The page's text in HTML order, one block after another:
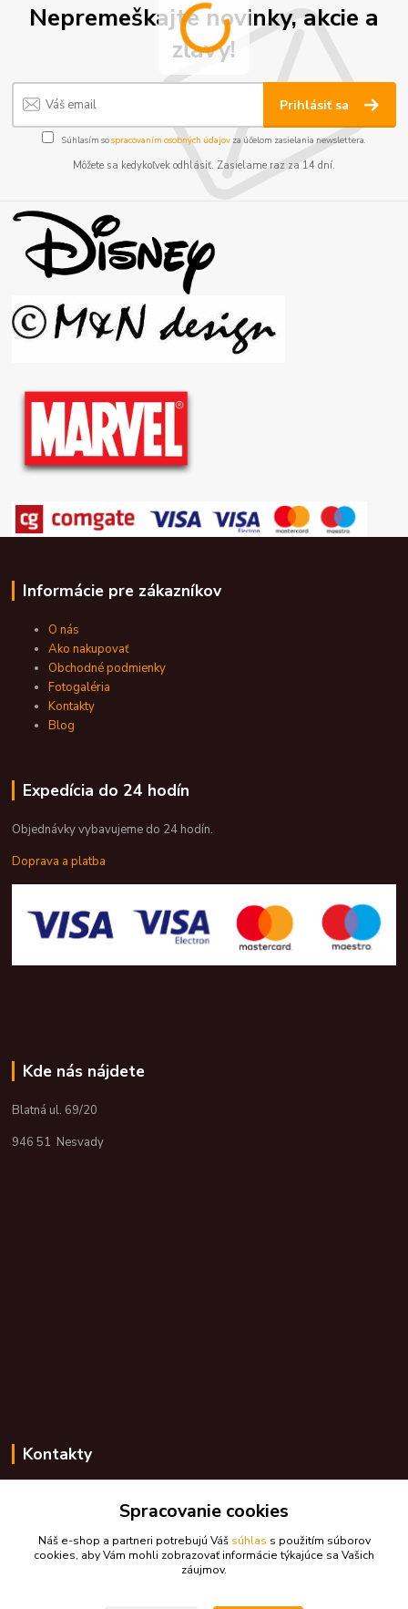
Nepremeškajte novinky, akcie a
zľavy!
Prihlásiť sa
Súhlasím sospracovaním osobných údajov za účelom zasielania newslettera.
Môžete sa kedykoľvek odhlásiť. Zasielame raz za 14 dní.
Informácie pre zákazníkov
O nás
Ako nakupovať
Obchodné podmienky
Fotogaléria
Kontakty
Blog
Expedícia do 24 hodín
Objednávky vybavujeme do 24 hodín.
Doprava a platba
Kde nás nájdete
Blatná ul. 69/20
946 51 Nesvady
Kontakty
+421 948 776 224
skdarceky@skdarceky.sk
Spracovanie cookies
Náš e-shop a partneri potrebujú Váš súhlas s použitím súborov
cookies, aby Vám mohli zobrazovať informácie týkajúce sa Vašich
záujmov.